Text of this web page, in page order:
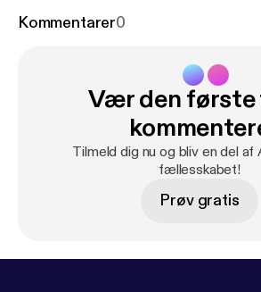
Kommentarer0
Vær den
Tilmeld dig nu og bliv en del af
fællesskabet!
Prøv gratis